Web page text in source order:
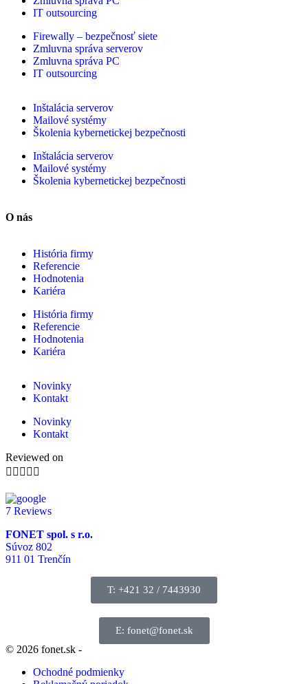
IT outsourcing
Firewally – bezpečnosť siete
Zmluvna správa serverov
Zmluvna správa PC
IT outsourcing
Inštalácia serverov
Mailové systémy
Školenia kybernetickej bezpečnosti
Inštalácia serverov
Mailové systémy
Školenia kybernetickej bezpečnosti
O nás
História firmy
Referencie
Hodnotenia
Kariéra
História firmy
Referencie
Hodnotenia
Kariéra
Novinky
Kontakt
Novinky
Kontakt
Reviewed on
    
7 Reviews
FONET spol. s r.o.
Súvoz 802
911 01 Trenčín
T: +421 32 / 7443930
E: fonet@fonet.sk
© 2026 fonet.sk -
Ochodné podmienky